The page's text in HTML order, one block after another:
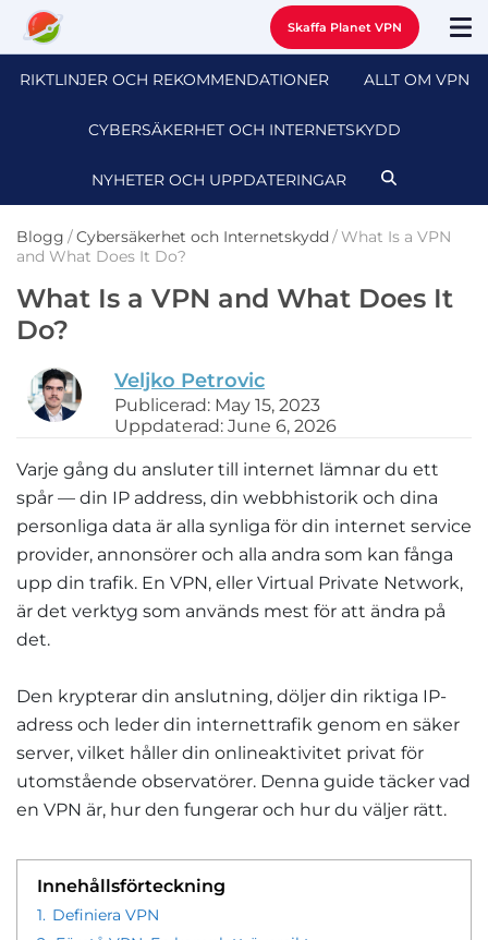
Skaffa Planet VPN
RIKTLINJER OCH REKOMMENDATIONER ALLT OM VPN
CYBERSÄKERHET OCH INTERNETSKYDD
NYHETER OCH UPPDATERINGAR
Blogg /Cybersäkerhet och Internetskydd /What Is a VPN
and What Does It Do?
What Is a VPN and What Does It
Do?
Veljko Petrovic
Publicerad: May 15, 2023
Uppdaterad: June 6, 2026
Varje gång du ansluter till internet lämnar du ett
spår — din IP address, din webbhistorik och dina
personliga data är alla synliga för din internet service
provider, annonsörer och alla andra som kan fånga
upp din trafik. En VPN, eller Virtual Private Network,
är det verktyg som används mest för att ändra på
det.
Den krypterar din anslutning, döljer din riktiga IP-
adress och leder din internettrafik genom en säker
server, vilket håller din onlineaktivitet privat för
utomstående observatörer. Denna guide täcker vad
en VPN är, hur den fungerar och hur du väljer rätt.
Innehållsförteckning
1. Definiera VPN